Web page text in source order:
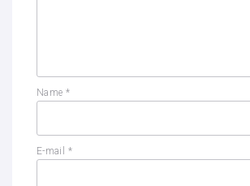
Name *
E-mail *